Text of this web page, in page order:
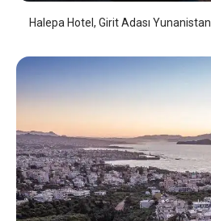
Halepa Hotel, Girit Adası Yunanistan